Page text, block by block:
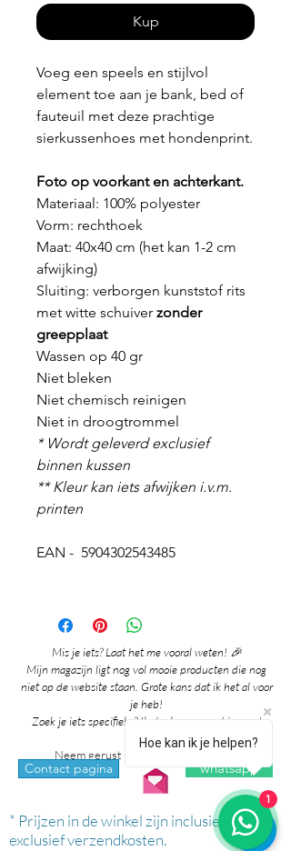
Kup
Voeg een speels en stijlvol
element toe aan je bank, bed of
fauteuil met deze prachtige
sierkussenhoes met hondenprint.
Foto op voorkant en achterkant.
Materiaal: 100% polyester
Vorm: rechthoek
Maat: 40x40 cm (het kan 1-2 cm
afwijking)
Sluiting: verborgen kunststof rits
met witte schuiver zonder
greepplaat
Wassen op 40 gr
Niet bleken
Niet chemisch reinigen
Niet in droogtrommel
* Wordt geleverd exclusief
binnen kussen
** Kleur kan iets afwijken i.v.m.
printen
EAN - 5904302543485
Mis je iets? Laat het me vooral weten! 🎉
Mijn magazijn ligt nog vol mooie producten die nog
niet op de website staan. Grote kans dat ik het al voor
je heb!
Zoek je iets specifieks? Ik denk graag met je mee!
Neem gerust contact met me op via:
Contact pagina whatsapp
* Prijzen in de winkel zijn inclusief btw en
exclusief verzendkosten.
Hoe kan ik je helpen?
1